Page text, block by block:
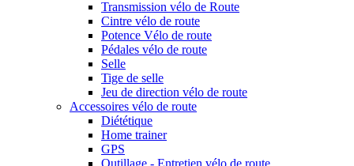
Transmission vélo de Route
Cintre vélo de route
Potence Vélo de route
Pédales vélo de route
Selle
Tige de selle
Jeu de direction vélo de route
Accessoires vélo de route
Diététique
Home trainer
GPS
Outillage - Entretien vélo de route